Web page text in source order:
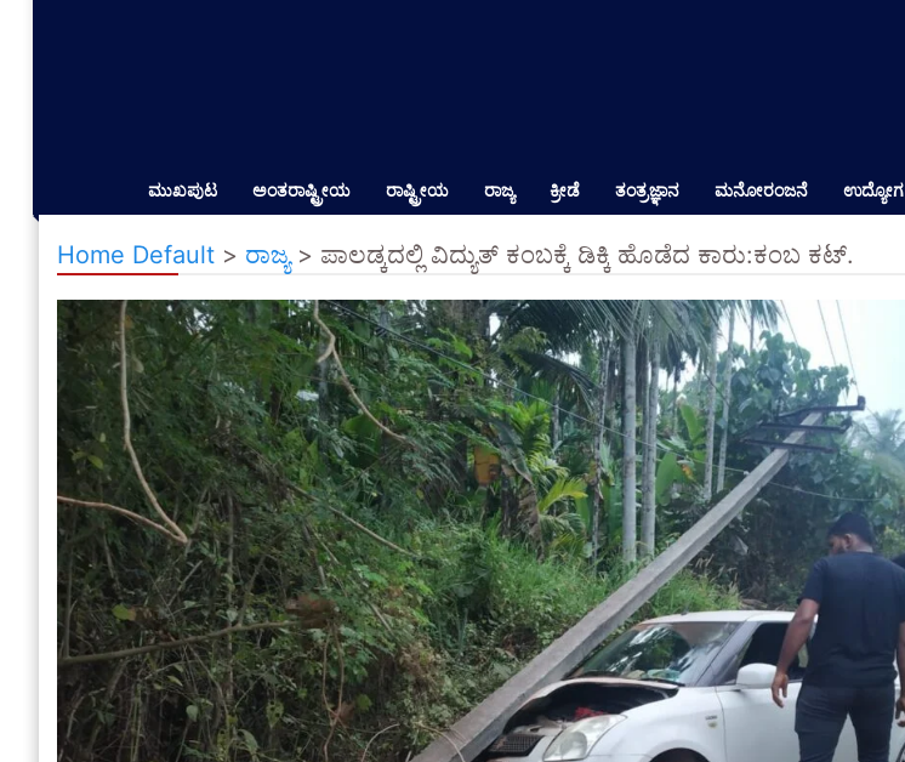
ಮುಖಪುಟ ಅಂತರಾಷ್ಟ್ರೀಯ ರಾಷ್ಟ್ರೀಯ ರಾಜ್ಯ ಕ್ರೀಡೆ ತಂತ್ರಜ್ಞಾನ ಮನೋರಂಜನೆ ಉದ್ಯೋಗ
Home Default > ರಾಜ್ಯ> ಪಾಲಡ್ಕದಲ್ಲಿ ವಿದ್ಯುತ್ ಕಂಬಕ್ಕೆ ಡಿಕ್ಕಿ ಹೊಡೆದ ಕಾರು:ಕಂಬ ಕಟ್.